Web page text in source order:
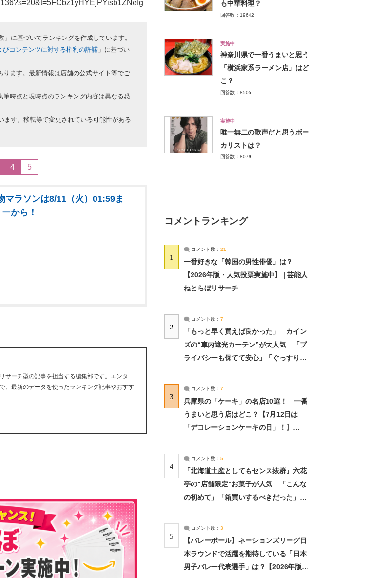
に基づいてランキングを作成しています。
びコンテンツに対する権利の許諾 」に基づい
ります。最新情報は店舗の公式サイト等でご
筆時点と現時点のランキング内容は異なる恐
ます。移転等で変更されている可能性がある
4 5
マラソンは8/11（火）01:59ま
から！
サーチ型の記事を担当する編集部です。エンタ
、最新のデータを使ったランキング記事やおすす
も中華料理？
回答数：19642
実施中
神奈川県で一番うまいと思う
「横浜家系ラーメン店」はど
こ？
回答数：8505
実施中
唯一無二の歌声だと思うボー
カリストは？
回答数：8079
コメントランキング
1
コメント数： 21
一番好きな「韓国の男性俳優」は？
【2026年版・人気投票実施中】 | 芸能人
ねとらぼリサーチ
2
コメント数： 7
「もっと早く買えば良かった」 カイン
ズの“車内遮光カーテン”が大人気 「プ
ライバシーも保てて安心」「ぐっすり眠
3
コメント数： 7
兵庫県の「ケーキ」の名店10選！ 一番
うまいと思う店はどこ？【7月12日は
「デコレーションケーキの日」！】
4
コメント数： 5
「北海道土産としてもセンス抜群」六花
亭の“店舗限定”お菓子が人気 「こんな
の初めて」「箱買いするべきだった」
5
コメント数： 3
【バレーボール】ネーションズリーグ日
本ラウンドで活躍を期待している「日本
男子バレー代表選手」は？【2026年版・